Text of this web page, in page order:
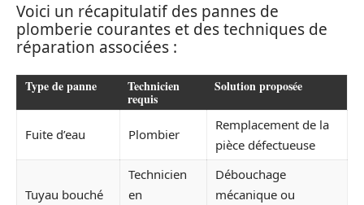
Voici un récapitulatif des pannes de
plomberie courantes et des techniques de
réparation associées :
Type de panne Technicien
requis
Solution proposée
Fuite d’eau Plombier
Remplacement de la
pièce défectueuse
Tuyau bouché
Technicien
en
Débouchage
mécanique ou